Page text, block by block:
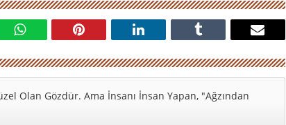
Olan Gözdür. Ama İnsanı İnsan Yapan, "Ağzından